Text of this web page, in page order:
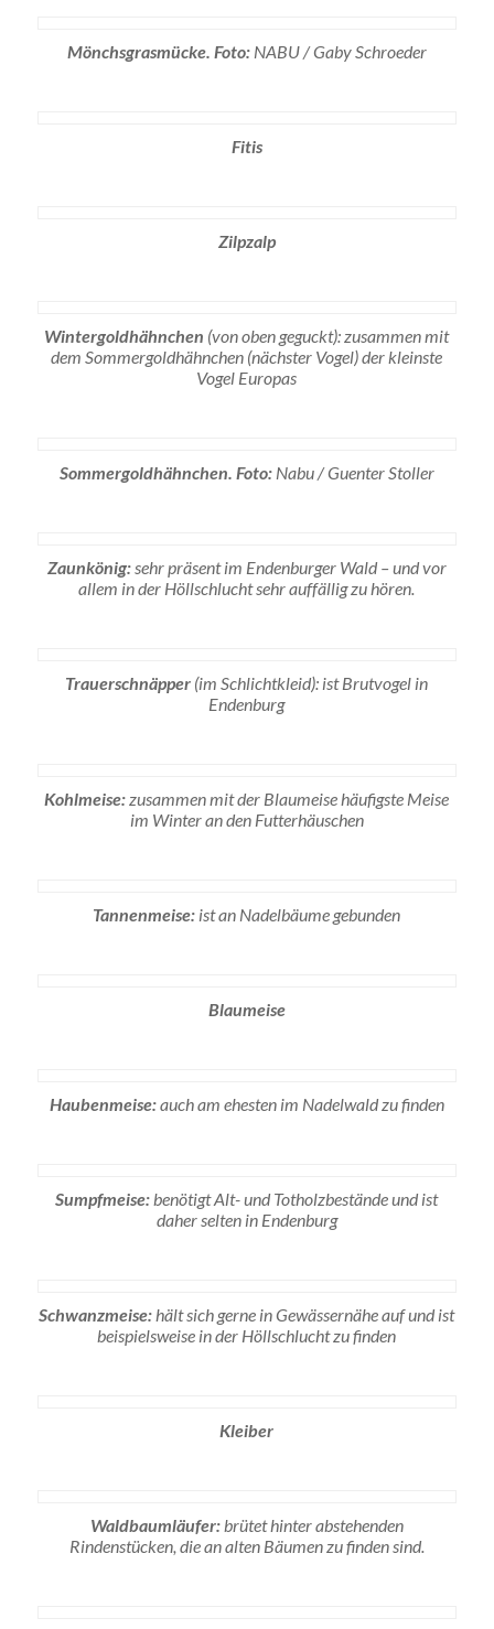
Mönchsgrasmücke. Foto:NABU / Gaby Schroeder
Fitis
Zilpzalp
Wintergoldhähnchen (von oben geguckt): zusammen mit
dem Sommergoldhähnchen (nächster Vogel) der kleinste
Vogel Europas
Sommergoldhähnchen. Foto:Nabu / Guenter Stoller
Zaunkönig:sehr präsent im Endenburger Wald – und vor
allem in der Höllschlucht sehr auffällig zu hören.
Trauerschnäpper (im Schlichtkleid): ist Brutvogel in
Endenburg
Kohlmeise:zusammen mit der Blaumeise häufigste Meise
im Winter an den Futterhäuschen
Tannenmeise: ist an Nadelbäume gebunden
Blaumeise
Haubenmeise:auch am ehesten im Nadelwald zu finden
Sumpfmeise:benötigt Alt- und Totholzbestände und ist
daher selten in Endenburg
Schwanzmeise:hält sich gerne in Gewässernähe auf und ist
beispielsweise in der Höllschlucht zu finden
Kleiber
Waldbaumläufer:brütet hinter abstehenden
Rindenstücken, die an alten Bäumen zu finden sind.